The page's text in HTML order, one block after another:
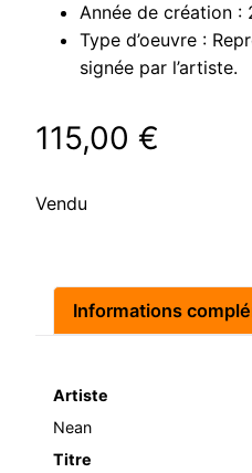
Année de création :
Type d’oeuvre :
signée par l’artiste.
115,00 €
Vendu
Informations
Artiste
Nean
Titre